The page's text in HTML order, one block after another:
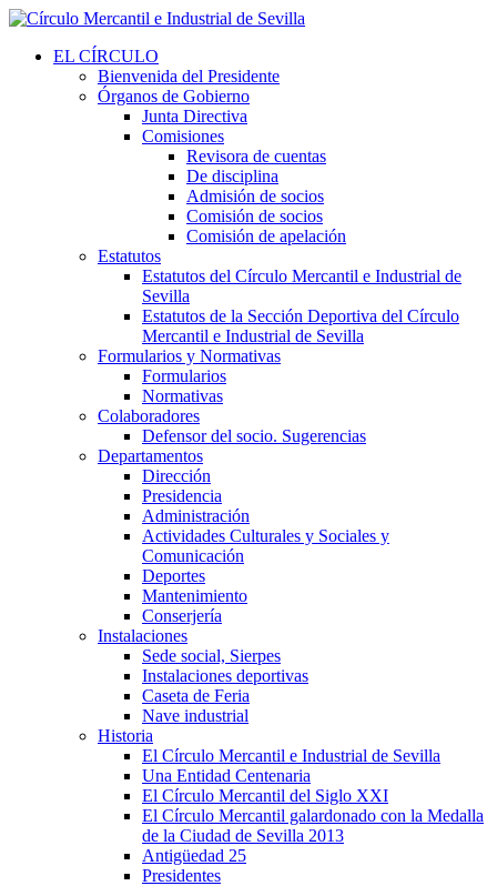
EL CÍRCULO
Bienvenida del Presidente
Órganos de Gobierno
Junta Directiva
Comisiones
Revisora de cuentas
De disciplina
Admisión de socios
Comisión de socios
Comisión de apelación
Estatutos
Estatutos del Círculo Mercantil e Industrial de
Sevilla
Estatutos de la Sección Deportiva del Círculo
Mercantil e Industrial de Sevilla
Formularios y Normativas
Formularios
Normativas
Colaboradores
Defensor del socio. Sugerencias
Departamentos
Dirección
Presidencia
Administración
Actividades Culturales y Sociales y
Comunicación
Deportes
Mantenimiento
Conserjería
Instalaciones
Sede social, Sierpes
Instalaciones deportivas
Caseta de Feria
Nave industrial
Historia
El Círculo Mercantil e Industrial de Sevilla
Una Entidad Centenaria
El Círculo Mercantil del Siglo XXI
El Círculo Mercantil galardonado con la Medalla
de la Ciudad de Sevilla 2013
Antigüedad 25
Presidentes